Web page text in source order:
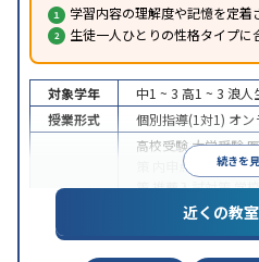
学習内容の理解度や記憶を定
生徒一人ひとりの性格タイプ
続きを
対象学年 中1 ~ 3 高1 ~ 3 浪人
授業形式
個別指導(1対1) オン
高校受験大学受験
内申点対策学習
策推薦入試対策学
共通テスト対策
近くの教